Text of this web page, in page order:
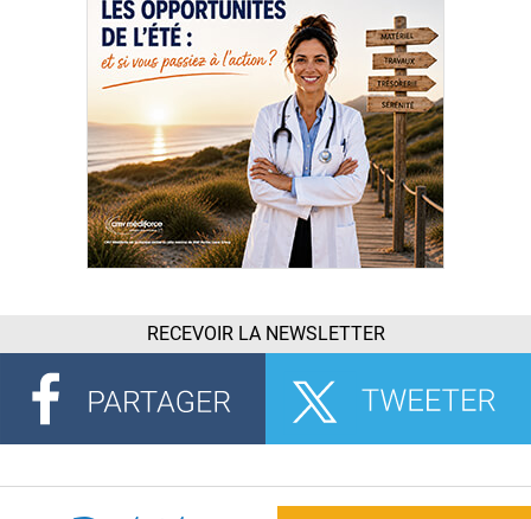
RECEVOIR LA NEWSLETTER